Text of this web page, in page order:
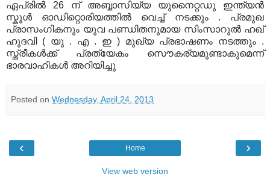
ഏപ്രിൽ 26 ന് അബ്ബാസിയ്യ യുനൈറ്റഡു ഇന്ത്യൻ
സ്കൂൾ ഓഡിറ്റൊരിയത്തിൽ വെച്ച് നടക്കും . പ്രമുഖ
പ്രാസംഗികനും യുവ പണ്ഡിതനുമായ സിംസാറുൽ ഹഖ്
ഹുദവി ( യു . എ . ഇ ) മുഖ്യ പ്രഭാഷണം നടത്തും .
സ്ത്രീകൾക്ക് പ്രത്യേകം സൌകര്യമുണ്ടാകുമെന്ന്
ഭാരവാഹികൾ അറിയിച്ചു
Posted on Wednesday, April 24, 2013
‹ ›
Home
View web version